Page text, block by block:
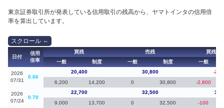
東京証券取引所が発表している信用取引の残高から、ヤマトインタの信用倍
率を算出しています。
日付
信用
倍率
買残 売残
買残（
一般
制度 一般 制度 一般
2026
07/31
0.66
20,400 30,800
-
6,200
14,200 0 30,800 -2,800
2026
07/24
0.70
22,700 32,500
9,000
13,700 0 32,500 -100